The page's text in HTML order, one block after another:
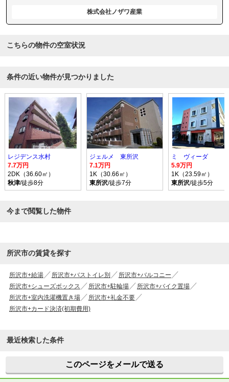
株式会社ノザワ産業
こちらの物件の空室状況
条件の近い物件が見つかりました
レジデンス水村
7.7万円
2DK（36.60㎡）
秋津/徒歩8分
ジェルメ 東所沢
7.1万円
1K（30.66㎡）
東所沢/徒歩7分
ミ ヴィーダ
5.9万円
1K（23.59㎡）
東所沢/徒歩5分
今まで閲覧した物件
所沢市の賃貸を探す
所沢市+給湯 所沢市+バストイレ別
所沢市+バルコニー
所沢市+シューズボックス
所沢市+駐輪場
所沢市+バイク置場
所沢市+室内洗濯機置き場
所沢市+礼金不要
所沢市+カード決済(初期費用)
最近検索した条件
このページをメールで送る